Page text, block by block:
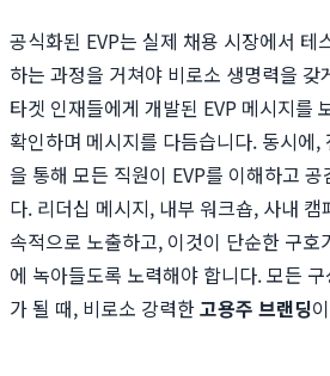
공식화된 EVP는 실제 채용 시장에서 테
하는 과정을 거쳐야 비로소 생명력을 갖
타겟 인재들에게 개발된 EVP 메시지를
확인하며 메시지를 다듬습니다. 동시에,
을 통해 모든 직원이 EVP를 이해하고
다. 리더십 메시지, 내부 워크숍, 사내 캠
속적으로 노출하고, 이것이 단순한 구
에 녹아들도록 노력해야 합니다. 모든
가 될 때, 비로소 강력한고용주 브랜딩